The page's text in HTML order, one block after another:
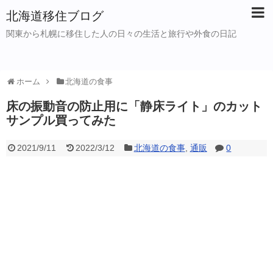
北海道移住ブログ
関東から札幌に移住した人の日々の生活と旅行や外食の日記
ホーム 北海道の食事
床の振動音の防止用に「静床ライト」のカット
サンプル買ってみた
2021/9/11 2022/3/12 北海道の食事, 通販 0